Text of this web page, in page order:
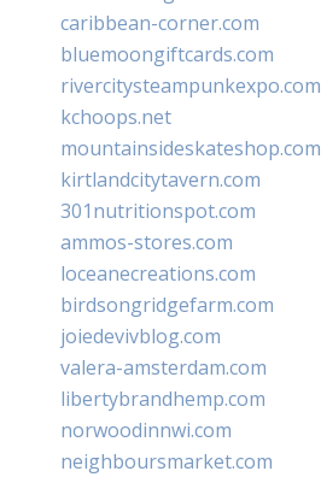
caribbean-corner.com
bluemoongiftcards.com
rivercitysteampunkexpo.com
kchoops.net
mountainsideskateshop.com
kirtlandcitytavern.com
301nutritionspot.com
ammos-stores.com
loceanecreations.com
birdsongridgefarm.com
joiedevivblog.com
valera-amsterdam.com
libertybrandhemp.com
norwoodinnwi.com
neighboursmarket.com